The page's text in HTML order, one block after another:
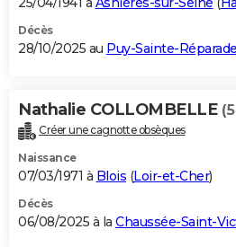
S'inscrire
Se connecter
Lycées
Collèges
Primaires
Universités
Entreprises
Service militaire
Avis de recherche
AVIS DE DÉCÈS
Bricolage
Lifestyle
Culture
Sport
Auto
Television
Voyage
Cinema
Décès
28/10/2025 au Puy-Sainte-Réparade
Nathalie COLLOMBELLE
Créer une cagnotte obsèques
Naissance
07/03/1971 à Blois (Loir-et-Cher)
Décès
06/08/2025 à la Chaussée-Saint-